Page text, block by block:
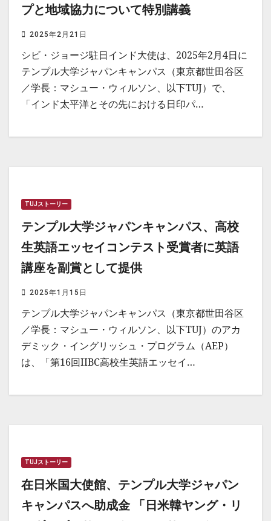
プと地域協力について特別講義
2025年2月21日
シビ・ジョージ駐日インド大使は、2025年2月4日に
テンプル大学ジャパンキャンパス（東京都世田谷区
／学長：マシュー・ウィルソン、以下TUJ）で、
「インド太平洋とその先における日印パ…
TUJストーリー
テンプル大学ジャパンキャンパス、高校
生英語エッセイコンテスト受賞者に英語
講座を副賞として提供
2025年1月15日
テンプル大学ジャパンキャンパス（東京都世田谷区
／学長：マシュー・ウィルソン、以下TUJ）のアカ
デミック・イングリッシュ・プログラム（AEP）
は、「第16回IIBC高校生英語エッセイ…
TUJストーリー
在日米国大使館、テンプル大学ジャパン
キャンパスへ助成金 「日米韓ヤング・リ